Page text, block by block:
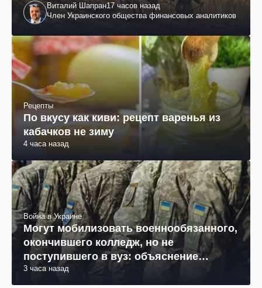
Виталий Шапран17 часов назад
Член Украинского общества финансовых аналитиков
Рецепты
По вкусу как киви: рецепт варенья из
кабачков не зиму
4 часа назад
Война в Украине
Могут мобилизовать военнообязанного,
окончившего колледж, но не
поступившего в вуз: объяснение
юриста
3 часа назад